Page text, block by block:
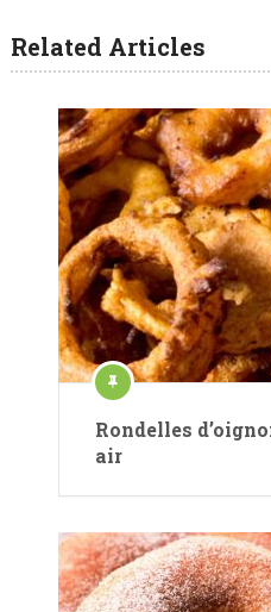
Related Articles
Rondelles
air